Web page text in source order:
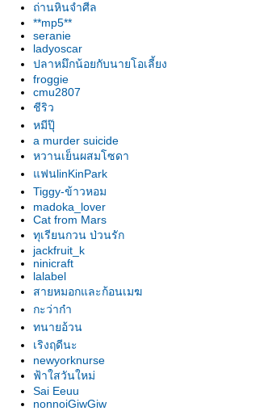
ถ่านหินจำศีล
**mp5**
seranie
ladyoscar
ปลาหมึกน้อยกับนายโอเลี้ยง
froggie
cmu2807
ชีริว
หมีปุ๊
a murder suicide
หวานเย็นผสมโซดา
ฟนlinKinPark
Tiggy-ข้าวหอม
madoka_lover
Cat from Mars
ทุเรียนกวน ป่วนรัก
jackfruit_k
ninicraft
lalabel
สายหมอกและก้อนเมฆ
กะว่าก๋า
ทนายอ้วน
เริงฤดีนะ
newyorknurse
ฟ้าใสวันใหม่
Sai Eeuu
nonnoiGiwGiw